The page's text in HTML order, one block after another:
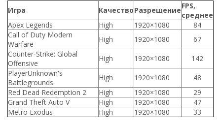
Игра КачествоРазрешениеFPS,
среднее
Apex Legends
High 1920×1080
84
Call of Duty Modern
Warfare
High 1920×1080
67
Counter-Strike: Global
Offensive
High 1920×1080
142
PlayerUnknown's
Battlegrounds
High 1920×1080
48
Red Dead Redemption 2
High 1920×1080
29
Grand Theft Auto V
High 1920×1080
47
Metro Exodus
High 1920×1080 33